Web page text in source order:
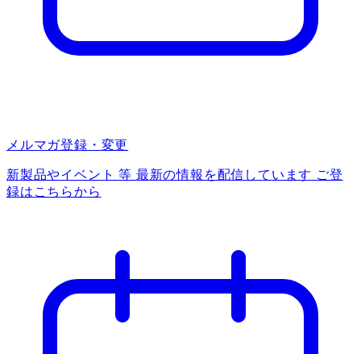
メルマガ登録・変更
新製品やイベント 等 最新の情報を配信しています ご登
録はこちらから